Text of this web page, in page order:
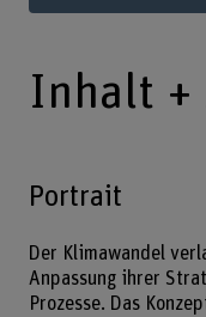
Inhalt +
Portrait
Der Klimawandel
Anpassung ihrer
Prozesse. Das